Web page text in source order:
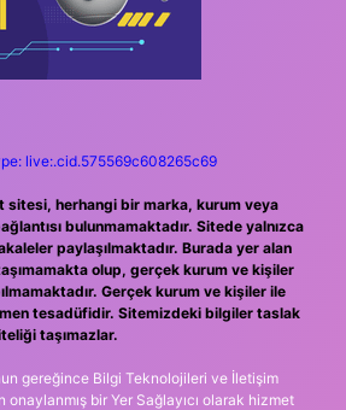
live:.cid.575569c608265c69
sitesi, herhangi bir marka, kurum veya
bulunmamaktadır. Sitede yalnızca
paylaşılmaktadır. Burada yer alan
olup, gerçek kurum ve kişiler
Gerçek kurum ve kişiler ile
tesadüfidir. Sitemizdeki bilgiler taslak
taşımazlar.
gereğince Bilgi Teknolojileri ve İletişim
onaylanmış bir Yer Sağlayıcı olarak hizmet